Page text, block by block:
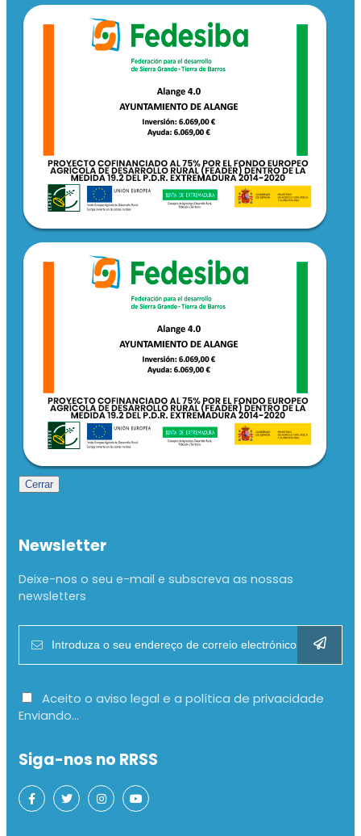
Cerrar
Newsletter
Deixe-nos o seu e-mail e subscreva as nossas
newsletters
Aceito o aviso legal e a política de privacidade
Enviando...
Siga-nos no RRSS